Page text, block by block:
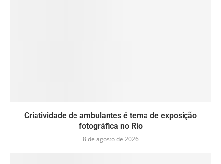
Criatividade de ambulantes é tema de exposição
fotográfica no Rio
8 de agosto de 2026